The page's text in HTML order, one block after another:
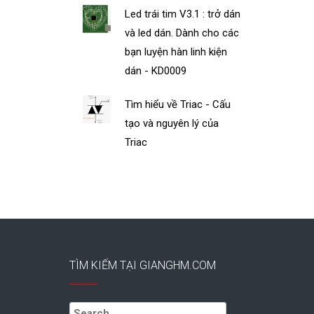
Led trái tim V3.1 : trở dán
và led dán. Dành cho các
bạn luyện hàn linh kiện
dán - KD0009
Tìm hiểu về Triac - Cấu
tạo và nguyên lý của
Triac
TÌM KIẾM TẠI GIANGHM.COM
Search